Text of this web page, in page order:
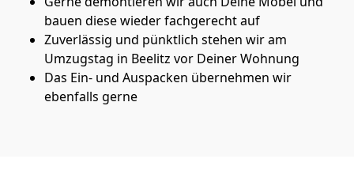
bauen diese wieder fachgerecht auf
Zuverlässig und pünktlich stehen wir am
Umzugstag in Beelitz vor Deiner Wohnung
Das Ein- und Auspacken übernehmen wir
ebenfalls gerne